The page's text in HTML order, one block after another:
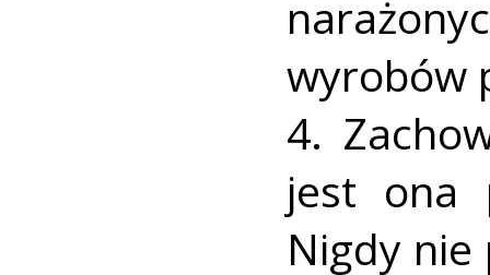
wyrobów
4.
jest ona
Nigdy nie